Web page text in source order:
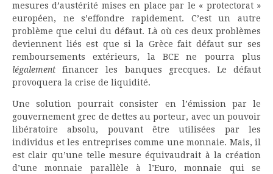
mesures d’austérité mises en place par le « protectorat »
européen, ne s’effondre rapidement. C’est un autre
problème que celui du défaut. Là où ces deux problèmes
deviennent liés est que si la Grèce fait défaut sur ses
remboursements extérieurs, la BCE ne pourra plus
légalement financer les banques grecques. Le défaut
provoquera la crise de liquidité.
Une solution pourrait consister en l’émission par le
gouvernement grec de dettes au porteur, avec un pouvoir
libératoire absolu, pouvant être utilisées par les
individus et les entreprises comme une monnaie. Mais, il
est clair qu’une telle mesure équivaudrait à la création
d’une monnaie parallèle à l’Euro, monnaie qui se